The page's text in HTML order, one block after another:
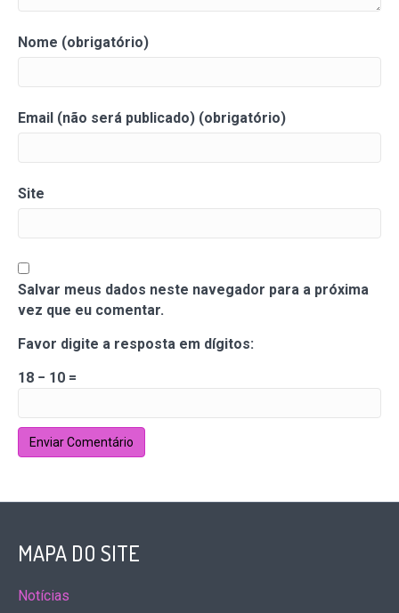
Nome (obrigatório)
Email (não será publicado) (obrigatório)
Site
Salvar meus dados neste navegador para a próxima
vez que eu comentar.
Favor digite a resposta em dígitos:
18 − 10 =
MAPA DO SITE
Notícias